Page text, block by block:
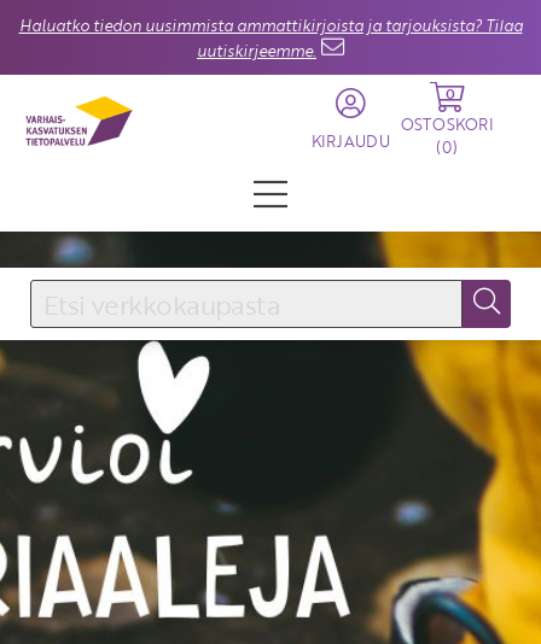
Haluatko tiedon uusimmista ammattikirjoista ja tarjouksista? Tilaa
uutiskirjeemme.
KIRJAUDU
0
OSTOSKORI
(0)
KIRJAUDU SISÄÄN
Käyttäjätunnus
Salasana
Unohtuiko salasana?
KIRJAUDU SISÄÄN